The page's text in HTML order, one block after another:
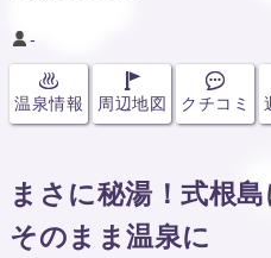
-
温泉情報 周辺地図 クチコミ
まさに秘湯！式根
そのまま温泉に